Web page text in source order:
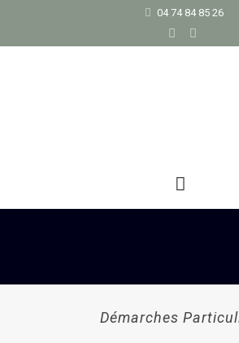
04 74 84 85 26
Démarches